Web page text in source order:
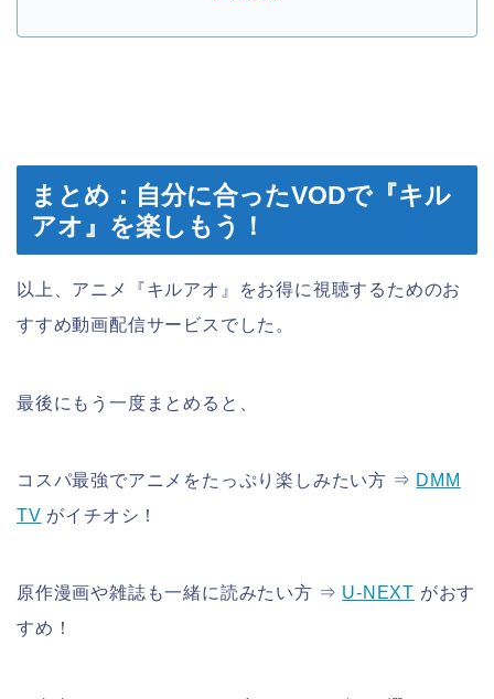
まとめ：自分に合ったVODで『キル
アオ』を楽しもう！
以上、アニメ『キルアオ』をお得に視聴するためのお
すすめ動画配信サービスでした。
最後にもう一度まとめると、
コスパ最強でアニメをたっぷり楽しみたい方 ⇒ DMM
TV がイチオシ！
原作漫画や雑誌も一緒に読みたい方 ⇒ U-NEXT がおす
すめ！